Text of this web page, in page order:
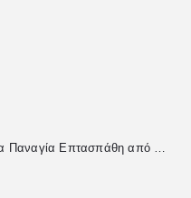
Χειροποίητη Εικόνα Παναγία Επτασπάθη από Υγρό Γυαλί